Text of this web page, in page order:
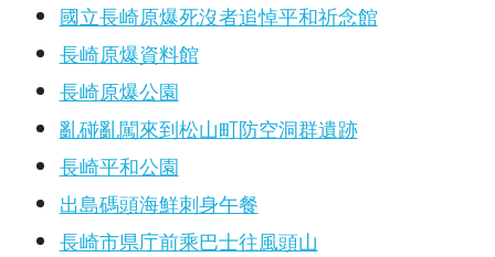
國立長崎原爆死沒者追悼平和祈念館
長崎原爆資料館
長崎原爆公園
亂碰亂闖來到松山町防空洞群遺跡
長崎平和公園
出島碼頭海鮮刺身午餐
長崎市県庁前乘巴士往風頭山